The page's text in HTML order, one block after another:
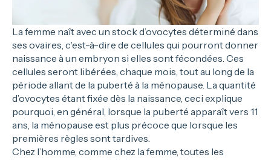
La femme naît avec un stock d’ovocytes déterminé dans
ses ovaires, c'est-à-dire de cellules qui pourront donner
naissance à un embryon si elles sont fécondées. Ces
cellules seront libérées, chaque mois, tout au long de la
période allant de la puberté à la ménopause. La quantité
d’ovocytes étant fixée dès la naissance, ceci explique
pourquoi, en général, lorsque la puberté apparaît vers 11
ans, la ménopause est plus précoce que lorsque les
premières règles sont tardives.
Chez l’homme, comme chez la femme, toutes les